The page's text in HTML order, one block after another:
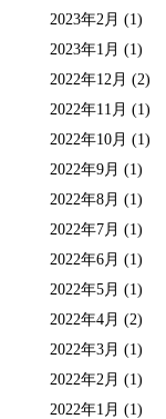
2023年2月 (1)
2023年1月 (1)
2022年12月 (2)
2022年11月 (1)
2022年10月 (1)
2022年9月 (1)
2022年8月 (1)
2022年7月 (1)
2022年6月 (1)
2022年5月 (1)
2022年4月 (2)
2022年3月 (1)
2022年2月 (1)
2022年1月 (1)